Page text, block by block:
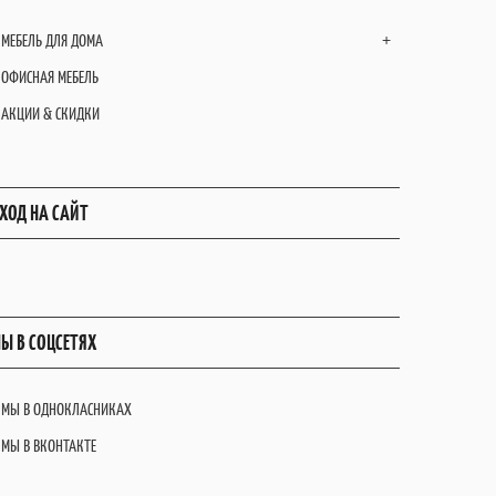
+
МЕБЕЛЬ ДЛЯ ДОМА
ОФИСНАЯ МЕБЕЛЬ
АКЦИИ & СКИДКИ
НА САЙТ
В СОЦСЕТЯХ
МЫ В ОДНОКЛАСНИКАХ
МЫ В ВКОНТАКТЕ